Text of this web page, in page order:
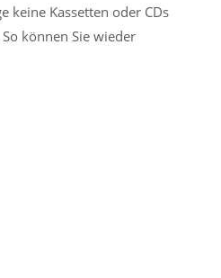
keine Kassetten oder CDs
können Sie wieder